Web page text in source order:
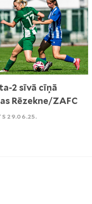
2 sīvā cīņā
Rēzekne/ZAFC
29.06.25.